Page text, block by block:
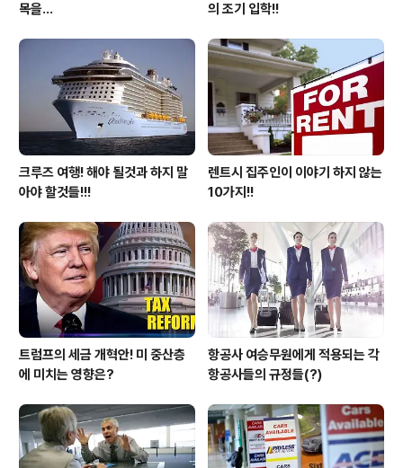
목을...
의 조기 입학!!
크루즈 여행! 해야 될것과 하지 말
아야 할것들!!!
렌트시 집주인이 이야기 하지 않는
10가지!!
트럼프의 세금 개혁안! 미 중산층
에 미치는 영향은?
항공사 여승무원에게 적용되는 각
항공사들의 규정들(?)